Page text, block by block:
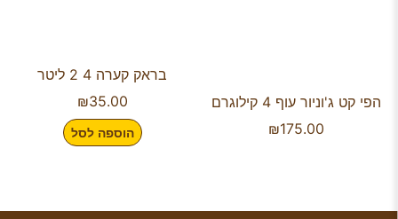
הפי קט ג'וניור עוף 4 קילוגרם
₪175.00
בראק קערה 4 2 ליטר
₪35.00
הוספה לסל